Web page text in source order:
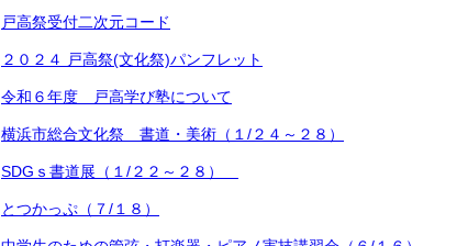
戸高祭受付二次元コード
２０２４ 戸高祭(文化祭)パンフレット
令和６年度 戸高学び塾について
横浜市総合文化祭 書道・美術（１/２４～２８）
SDGｓ書道展（１/２２～２８）
とつかっぷ（７/１８）